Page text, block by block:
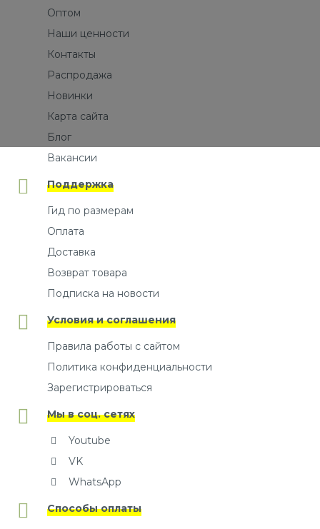
Оптом
Наши ценности
Контакты
Распродажа
Новинки
Карта сайта
Блог
Вакансии
Поддержка
Гид по размерам
Оплата
Доставка
Возврат товара
Подписка на новости
Условия и соглашения
Правила работы с сайтом
Политика конфиденциальности
Зарегистрироваться
Мы в соц. сетях
Youtube
VK
WhatsApp
Способы оплаты